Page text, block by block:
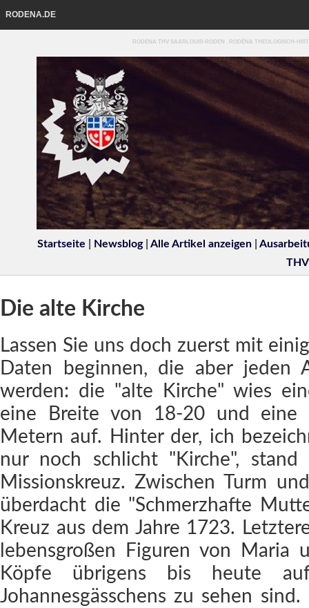
RODENA.DE
RODENA THV SAARLOUIS-RODEN . RODĒNA THEOLOGISCH-
Startseite Newsblog| Alle Artikel anzeigen
THV
Die alte Kirche
Lassen Sie uns doch zuerst mit
Daten beginnen, die aber jeden
werden: die "alte Kirche" wies
eine Breite von 18-20 und
Metern auf. Hinter der, ich
nur noch schlicht "Kirche", stand
Missionskreuz. Zwischen Turm
überdacht die "Schmerzhafte
Kreuz aus dem Jahre 1723.
lebensgroßen Figuren von Maria
Köpfe übrigens bis heute
Johannesgässchens zu sehen